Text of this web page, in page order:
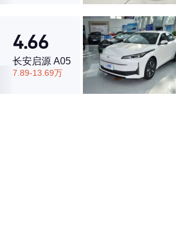
4.66
长安启源 A05
7.89-13.69万